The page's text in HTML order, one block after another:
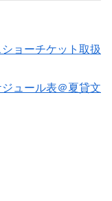
ョーチケット取扱
ュール表＠夏貸文